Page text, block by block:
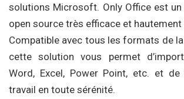
solutions Microsoft. Only Office est
open source très efficace et hautement
Compatible avec tous les formats de
cette solution vous permet
Word, Excel, Power Point, etc. et
travail en toute sérénité.